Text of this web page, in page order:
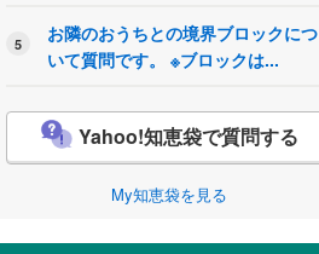
5
お隣のおうちとの境界ブロックにつ
いて質問です。 ※ブロックは...
Yahoo!知恵袋で質問する
My知恵袋を見る